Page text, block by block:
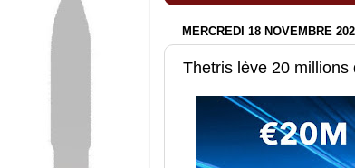
MERCREDI 18 NOVEMBRE
Thetris lève 20